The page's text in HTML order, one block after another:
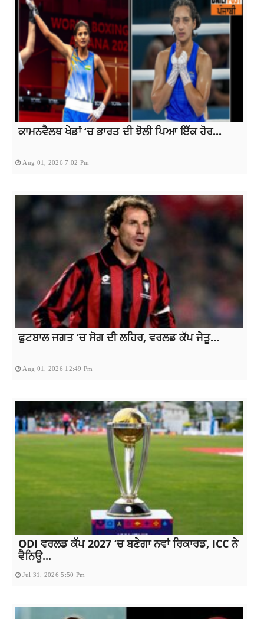
ਕਾਮਨਵੈਲਥ ਖੇਡਾਂ ‘ਚ ਭਾਰਤ ਦੀ ਝੋਲੀ ਪਿਆ ਇੱਕ ਹੋਰ...
Aug 01, 2026 7:02 Pm
ਫੁਟਬਾਲ ਜਗਤ ‘ਚ ਸੋਗ ਦੀ ਲਹਿਰ, ਵਰਲਡ ਕੱਪ ਜੇਤੂ...
Aug 01, 2026 12:49 Pm
ODI ਵਰਲਡ ਕੱਪ 2027 ‘ਚ ਬਣੇਗਾ ਨਵਾਂ ਰਿਕਾਰਡ, ICC ਨੇ
ਵੈਨਿਊ...
Jul 31, 2026 5:50 Pm